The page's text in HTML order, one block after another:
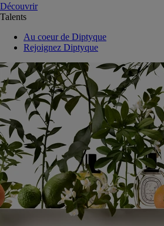
Découvrir
Talents
Au coeur de Diptyque
Rejoignez Diptyque